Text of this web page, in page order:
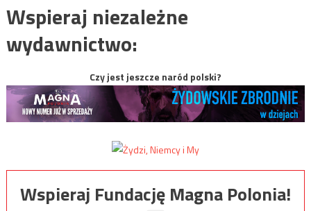
Wspieraj niezależne
wydawnictwo:
Czy jest jeszcze naród polski?
Wspieraj Fundację Magna Polonia!